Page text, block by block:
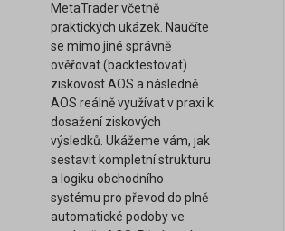
MetaTrader včetně
praktických ukázek. Naučíte
se mimo jiné správně
ověřovat (backtestovat)
ziskovost AOS a následně
AOS reálně využívat v praxi k
dosažení ziskových
výsledků. Ukážeme vám, jak
sestavit kompletní strukturu
a logiku obchodního
systému pro převod do plně
automatické podoby ve